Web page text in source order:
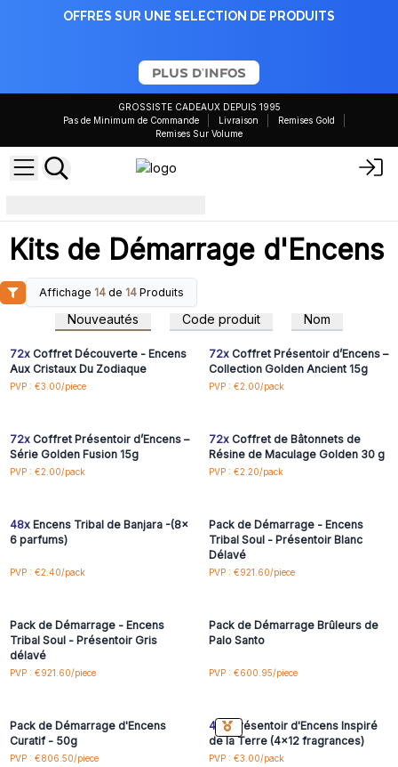
OFFRES SUR UNE SELECTION DE PRODUITS
PLUS D'INFOS
GROSSISTE CADEAUX DEPUIS 1995
Pas de Minimum de Commande
Livraison
Remises Gold
Remises Sur Volume
Kits de Démarrage d'Encens
Affichage 14 de 14 Produits
Nouveautés Code produit Nom
Connectez-vous ou
inscrivez-vous pour
accéder aux prix de gros
72xCoffret Découverte - Encens
Aux Cristaux Du Zodiaque
PVP : €3.00/piece
inscrivez-vous pour
accéder aux prix de gros
72xCoffret Présentoir d’Encens –
Collection Golden Ancient 15g
PVP : €2.00/pack
Connectez-vous ou
72xCoffret Présentoir d’Encens –
Série Golden Fusion 15g
PVP : €2.00/pack
Connectez-vous ou
72xCoffret de Bâtonnets de
Résine de Maculage Golden 30 g
PVP : €2.20/pack
Connectez-vous ou
48xEncens Tribal de Banjara -(8x
6 parfums)
PVP : €2.40/pack
Connectez-vous ou
Pack de Démarrage - Encens
Tribal Soul - Présentoir Blanc
Délavé
PVP : €921.60/piece
Connectez-vous ou
Pack de Démarrage - Encens
Tribal Soul - Présentoir Gris
délavé
PVP : €921.60/piece
Connectez-vous ou
Pack de Démarrage Brûleurs de
Palo Santo
PVP : €600.95/piece
Connectez-vous ou
Pack de Démarrage d'Encens
Curatif - 50g
PVP : €806.50/piece
Connectez-vous ou
48xPrésentoir d'Encens Inspiré
de la Terre (4x12 fragrances)
PVP : €3.00/pack
Connectez-vous ou
Connectez-vous ou